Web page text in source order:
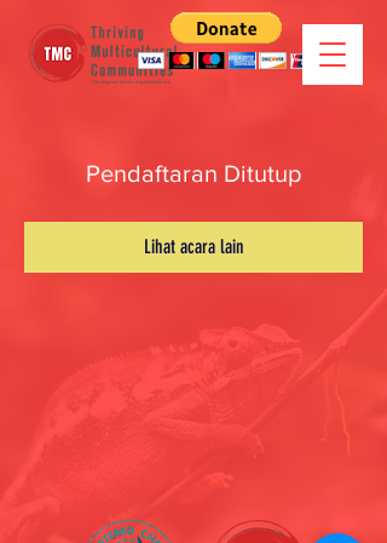
Pendaftaran Ditutup
Lihat acara lain